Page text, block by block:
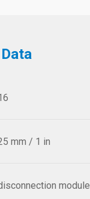
mm / 1 in
module